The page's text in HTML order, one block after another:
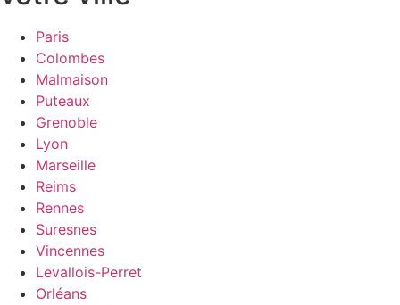
Paris
Colombes
Malmaison
Puteaux
Grenoble
Lyon
Marseille
Reims
Rennes
Suresnes
Vincennes
Levallois-Perret
Orléans